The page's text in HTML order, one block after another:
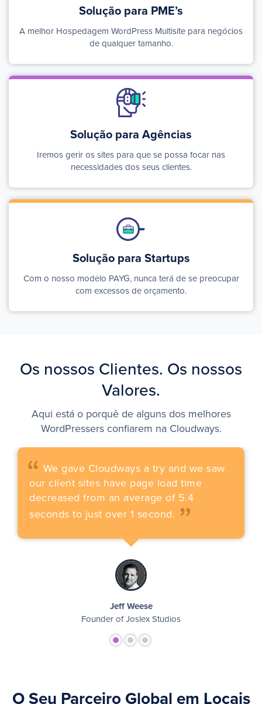
Solução para PME’s
A melhor Hospedagem WordPress Multisite para negócios
de qualquer tamanho.
Solução para Agências
Iremos gerir os sites para que se possa focar nas
necessidades dos seus clientes.
Solução para Startups
Com o nosso modelo PAYG, nunca terá de se preocupar
com excessos de orçamento.
Os nossos Clientes. Os nossos
Valores.
Aqui está o porquê de alguns dos melhores
WordPressers confiarem na Cloudways.
“ We gave Cloudways a try and we saw
our client sites have page load time
decreased from an average of 5.4
seconds to just over 1 second. „
Jeff Weese
Founder of Joslex Studios
O Seu Parceiro Global em Locais